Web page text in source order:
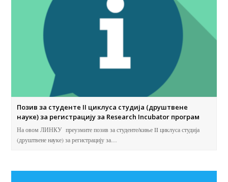
Позив за студенте II циклуса студија (друштвене
науке) за регистрацију за Research Incubator програм
На овом ЛИНКУ преузмите позив за студенте/киње II циклуса студија
(друштвене науке) за регистрацију за…